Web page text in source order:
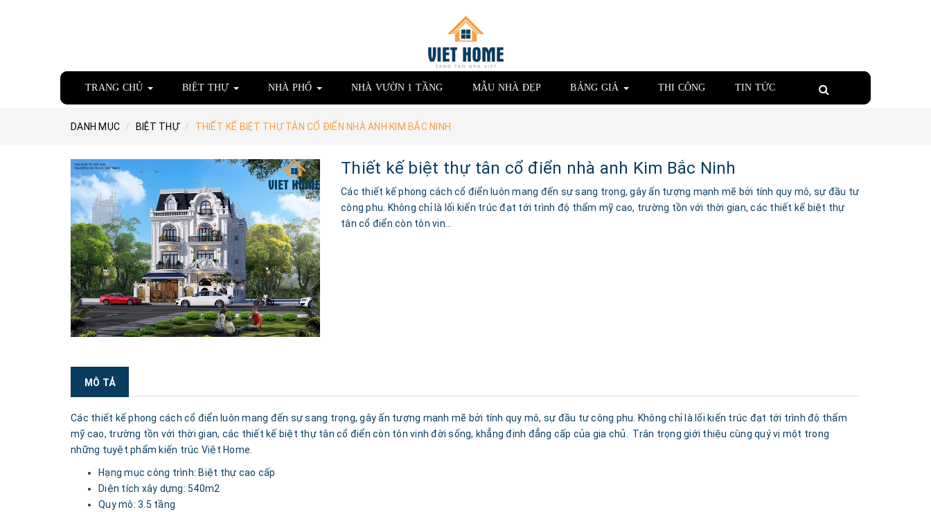
TRANG CHỦ BIỆT THỰ NHÀ PHỐ NHÀ VƯỜN 1 TẦNG MẪU NHÀ ĐẸP BẢNG GIÁ THI CÔNG TIN TỨC
DANH MỤC BIỆT THỰ THIẾT KẾ BIỆT THỰ TÂN CỔ ĐIỂN NHÀ ANH KIM BẮC NINH
Thiết kế biệt thự tân cổ điển nhà anh Kim Bắc Ninh
Các thiết kế phong cách cổ điển luôn mang đến sự sang trọng, gây ấn tượng mạnh mẽ bởi tính quy mô, sự đầu tư
công phu. Không chỉ là lối kiến trúc đạt tới trình độ thẩm mỹ cao, trường tồn với thời gian, các thiết kế biệt thự
tân cổ điển còn tôn vin...
MÔ TẢ
Các thiết kế phong cách cổ điển luôn mang đến sự sang trọng, gây ấn tượng mạnh mẽ bởi tính quy mô, sự đầu tư công phu. Không chỉ là lối kiến trúc đạt tới trình độ thẩm
mỹ cao, trường tồn với thời gian, các thiết kế biệt thự tân cổ điển còn tôn vinh đời sống, khẳng định đẳng cấp của gia chủ. Trân trọng giới thiệu cùng quý vị một trong
những tuyệt phẩm kiến trúc Việt Home.
Hạng mục công trình: Biệt thự cao cấp
Diện tích xây dựng: 540m2
Quy mô: 3.5 tầng